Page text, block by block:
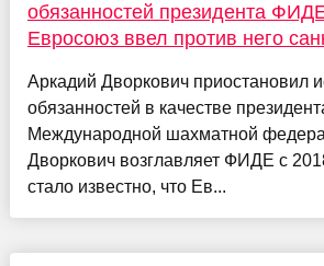
обязанностей президента
Евросоюз ввел против него
Аркадий Дворкович приостановил
обязанностей в качестве
Международной шахматной
Дворкович возглавляет ФИДЕ с
стало известно, что Ев...